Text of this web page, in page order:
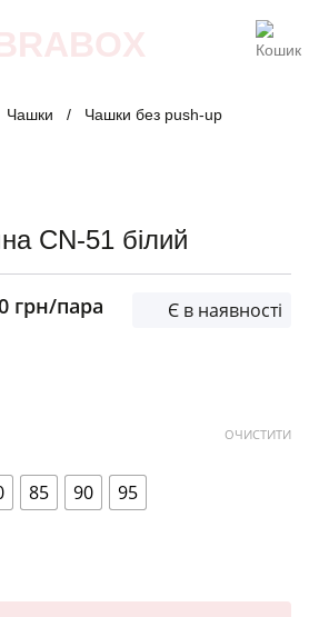
Чашки / Чашки без push-up
CN-51 білий
грн/пара Є в наявності
85 90 95
ОЧИСТИТИ
білий кількість